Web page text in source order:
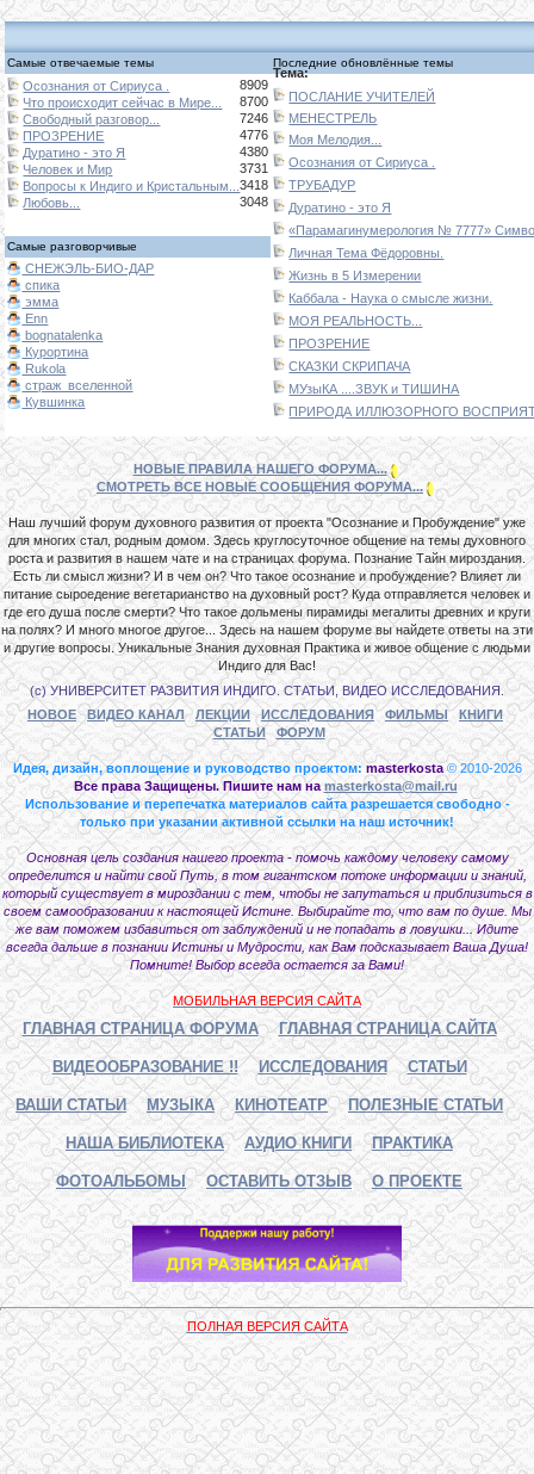
Самые отвечаемые темы Последние обновлённые темы
Осознания от Сириуса .
8909
Что происходит сейчас в Мире...
8700
Свободный разговор...
7246
ПРОЗРЕНИЕ
4776
Дуратино - это Я
4380
Человек и Мир
3731
Вопросы к Индиго и Кристальным...3418
Любовь...
3048
Тема:
ПОСЛАНИЕ УЧИТЕЛЕЙ
МЕНЕСТРЕЛЬ
Моя Мелодия...
Осознания от Сириуса .
ТРУБАДУР
Дуратино - это Я
«Парамагинумерология № 7777»
Личная Тема Фёдоровны.
Жизнь в 5 Измерении
Каббала - Наука о смысле жизни.
МОЯ РЕАЛЬНОСТЬ...
ПРОЗРЕНИЕ
СКАЗКИ СКРИПАЧА
МУзыКА ....ЗВУК и ТИШИНА
ПРИРОДА ИЛЛЮЗОРНОГО
Самые разговорчивые
СНЕЖЭЛЬ-БИО-ДАР
спика
эмма
Enn
bognatalenka
Курортина
Rukola
страж_вселенной
Кувшинка
НОВЫЕ ПРАВИЛА НАШЕГО ФОРУМА...
СМОТРЕТЬ ВСЕ НОВЫЕ СООБЩЕНИЯ ФОРУМА...
Наш лучший форум духовного развития от проекта "Осознание и Пробуждение" уже
для многих стал, родным домом. Здесь круглосуточное общение на темы духовного
роста и развития в нашем чате и на страницах форума. Познание Тайн мироздания.
Есть ли смысл жизни? И в чем он? Что такое осознание и пробуждение? Влияет ли
питание сыроедение вегетарианство на духовный рост? Куда отправляется человек и
где его душа после смерти? Что такое дольмены пирамиды мегалиты древних и круги
на полях? И много многое другое... Здесь на нашем форуме вы найдете ответы на эти
и другие вопросы. Уникальные Знания духовная Практика и живое общение с людьми
Индиго для Вас!
(с) УНИВЕРСИТЕТ РАЗВИТИЯ ИНДИГО. СТАТЬИ, ВИДЕО ИССЛЕДОВАНИЯ.
НОВОЕ
ВИДЕО КАНАЛ ЛЕКЦИИ ИССЛЕДОВАНИЯ ФИЛЬМЫ
КНИГИ
СТАТЬИ
ФОРУМ
Идея, дизайн, воплощение и руководство проектом: masterkosta © 2010-2026
Все права Защищены. Пишите нам на masterkosta@mail.ru
Использование и перепечатка материалов сайта разрешается свободно -
только при указании активной ссылки на наш источник!
Основная цель создания нашего проекта - помочь каждому человеку самому
определится и найти свой Путь, в том гигантском потоке информации и знаний,
который существует в мироздании с тем, чтобы не запутаться и приблизиться в
своем самообразовании к настоящей Истине. Выбирайте то, что вам по душе. Мы
же вам поможем избавиться от заблуждений и не попадать в ловушки... Идите
всегда дальше в познании Истины и Мудрости, как Вам подсказывает Ваша Душа!
Помните! Выбор всегда остается за Вами!
МОБИЛЬНАЯ ВЕРСИЯ САЙТА
ГЛАВНАЯ СТРАНИЦА ФОРУМА ГЛАВНАЯ СТРАНИЦА САЙТА
ВИДЕООБРАЗОВАНИЕ !! ИССЛЕДОВАНИЯ СТАТЬИ
ВАШИ СТАТЬИ МУЗЫКА КИНОТЕАТР ПОЛЕЗНЫЕ СТАТЬИ
НАША БИБЛИОТЕКА АУДИО КНИГИ ПРАКТИКА
ФОТОАЛЬБОМЫ ОСТАВИТЬ ОТЗЫВ О ПРОЕКТЕ
ПОЛНАЯ ВЕРСИЯ САЙТА